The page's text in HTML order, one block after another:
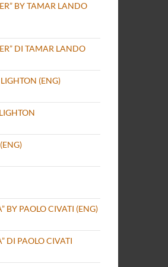
BY TAMAR LANDO
DI TAMAR LANDO
(ENG)
BY PAOLO CIVATI (ENG)
DI PAOLO CIVATI